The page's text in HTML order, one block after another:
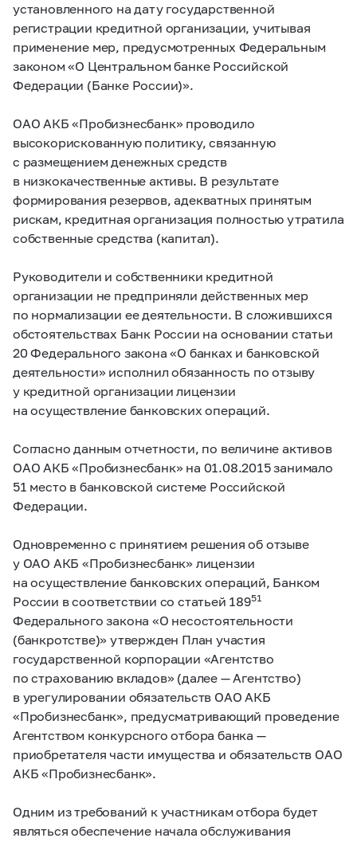
установленного на дату государственной
регистрации кредитной организации, учитывая
применение мер, предусмотренных Федеральным
законом «О Центральном банке Российской
Федерации (Банке России)».
ОАО АКБ «Пробизнесбанк» проводило
высокорискованную политику, связанную
с размещением денежных средств
в низкокачественные активы. В результате
формирования резервов, адекватных принятым
рискам, кредитная организация полностью утратила
собственные средства (капитал).
Руководители и собственники кредитной
организации не предприняли действенных мер
по нормализации ее деятельности. В сложившихся
обстоятельствах Банк России на основании статьи
20 Федерального закона «О банках и банковской
деятельности» исполнил обязанность по отзыву
у кредитной организации лицензии
на осуществление банковских операций.
Согласно данным отчетности, по величине активов
ОАО АКБ «Пробизнесбанк» на 01.08.2015 занимало
51 место в банковской системе Российской
Федерации.
Одновременно с принятием решения об отзыве
у ОАО АКБ «Пробизнесбанк» лицензии
на осуществление банковских операций, Банком
России в соответствии со статьей 18951
Федерального закона «О несостоятельности
(банкротстве)» утвержден План участия
государственной корпорации «Агентство
по страхованию вкладов» (далее — Агентство)
в урегулировании обязательств ОАО АКБ
«Пробизнесбанк», предусматривающий проведение
Агентством конкурсного отбора банка —
приобретателя части имущества и обязательств ОАО
АКБ «Пробизнесбанк».
Одним из требований к участникам отбора будет
являться обеспечение начала обслуживания